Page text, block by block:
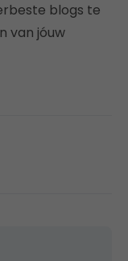
blogs te
van jóuw